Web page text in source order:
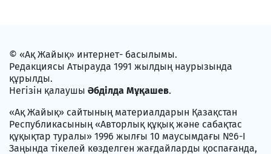
© «Ақ Жайық» интернет- басылымы.
Редакциясы Атырауда 1991 жылдың наурызында
құрылды.
Негізін қалаушы Әбділда Мұқашев.
«Ақ Жайық» сайтының материалдарын Қазақстан
Республикасының «Авторлық құқық және сабақтас
құқықтар туралы» 1996 жылғы 10 маусымдағы №6-I
Заңында тікелей көзделген жағдайларды қоспағанда,